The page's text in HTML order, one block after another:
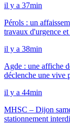
il y a 37min
Pérols : un
travaux d'urgence
il y a 38min
Agde : une affiche
déclenche une vive
il y a 44min
MHSC – Dijon
stationnement